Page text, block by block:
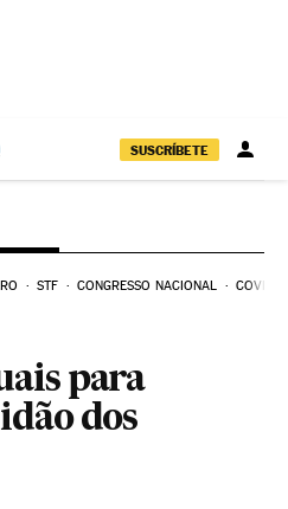
SUSCRÍBETE
STF CONGRESSO NACIONAL COVID-
para
dos